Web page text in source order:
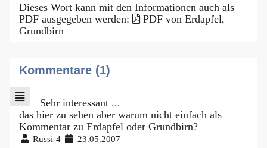
Dieses Wort kann mit den Informationen auch als
PDF ausgegeben werden:
PDF von Erdapfel,
Grundbirn
Kommentare (1)
Sehr interessant ...
das hier zu sehen aber warum nicht einfach als
Kommentar zu Erdapfel oder Grundbirn?
Russi-4 23.05.2007